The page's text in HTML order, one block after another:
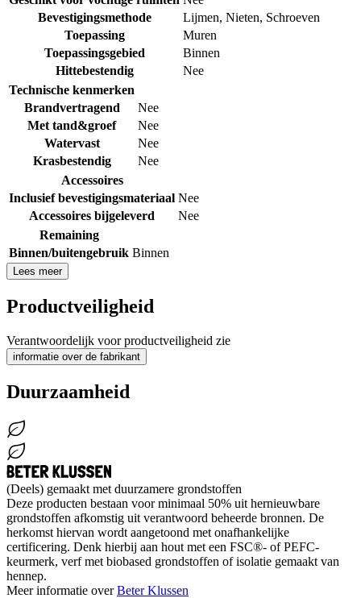
Bevestigingsmethode
Lijmen, Nieten, Schroeven
Toepassing
Muren
Toepassingsgebied
Binnen
Hittebestendig
Nee
Technische kenmerken
Brandvertragend
Nee
Met tand&groef
Nee
Watervast
Nee
Krasbestendig
Nee
Accessoires
Inclusief bevestigingsmateriaal Nee
Accessoires bijgeleverd
Nee
Remaining
Binnen/buitengebruik Binnen
Lees meer
Productveiligheid
Verantwoordelijk voor productveiligheid zie
informatie over de fabrikant
Duurzaamheid
(Deels) gemaakt met duurzamere grondstoffen
Deze producten bestaan voor minimaal 50% uit hernieuwbare
grondstoffen afkomstig uit verantwoord beheerde bronnen. De
herkomst hiervan wordt aangetoond met onafhankelijke
certificering. Denk hierbij aan hout met een FSC®- of PEFC-
keurmerk, verf met biobased grondstoffen of isolatie gemaakt van
hennep.
Meer informatie overBeter Klussen